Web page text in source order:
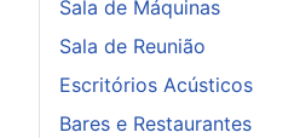
Sala de Máquinas
Sala de Reunião
Escritórios Acústicos
Bares e Restaurantes